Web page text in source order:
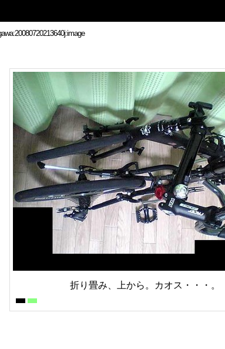
折り畳み、上から。カオス・・・。